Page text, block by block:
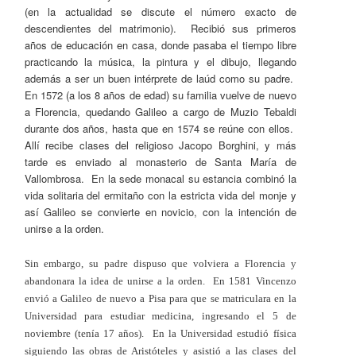
(en la actualidad se discute el número exacto de
descendientes del matrimonio). Recibió sus primeros
años de educación en casa, donde pasaba el tiempo libre
practicando la música, la pintura y el dibujo, llegando
además a ser un buen intérprete de laúd como su padre.
En 1572 (a los 8 años de edad) su familia vuelve de nuevo
a Florencia, quedando Galileo a cargo de Muzio Tebaldi
durante dos años, hasta que en 1574 se reúne con ellos.
Allí recibe clases del religioso Jacopo Borghini, y más
tarde es enviado al monasterio de Santa María de
Vallombrosa. En la sede monacal su estancia combinó la
vida solitaria del ermitaño con la estricta vida del monje y
así Galileo se convierte en novicio, con la intención de
unirse a la orden.
Sin embargo, su padre dispuso que volviera a Florencia y
abandonara la idea de unirse a la orden. En 1581 Vincenzo
envió a Galileo de nuevo a Pisa para que se matriculara en la
Universidad para estudiar medicina, ingresando el 5 de
noviembre (tenía 17 años). En la Universidad estudió física
siguiendo las obras de Aristóteles y asistió a las clases del